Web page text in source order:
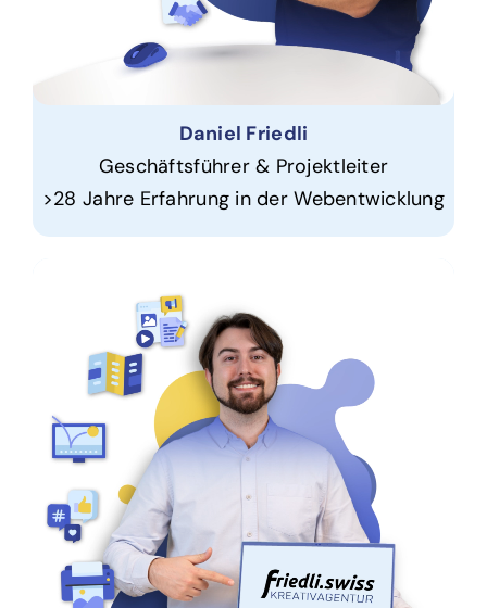
Daniel Friedli
Geschäftsführer & Projektleiter
>28 Jahre Erfahrung in der Webentwicklung